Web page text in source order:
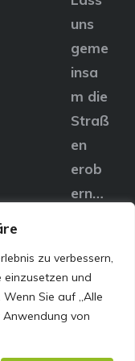
zu verbessern,
und
Sie auf „Alle
von
uns
geme
insa
m die
Straß
en
erob
ern…